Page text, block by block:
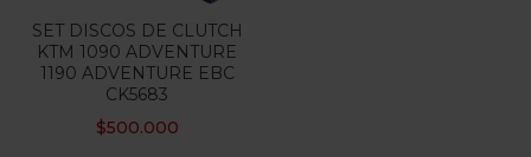
SET DISCOS DE CLUTCH
KTM 1090 ADVENTURE
1190 ADVENTURE EBC
CK5683
$500.000